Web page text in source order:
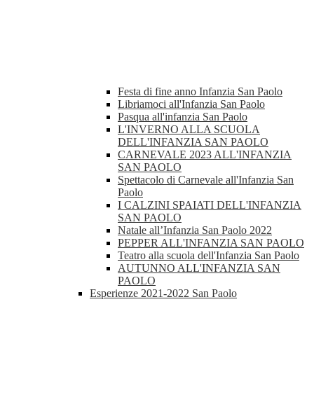
Festa di fine anno Infanzia San Paolo
Libriamoci all'Infanzia San Paolo
Pasqua all'infanzia San Paolo
L'INVERNO ALLA SCUOLA
DELL'INFANZIA SAN PAOLO
CARNEVALE 2023 ALL'INFANZIA
SAN PAOLO
Spettacolo di Carnevale all'Infanzia San
Paolo
I CALZINI SPAIATI DELL'INFANZIA
SAN PAOLO
Natale all’Infanzia San Paolo 2022
PEPPER ALL'INFANZIA SAN PAOLO
Teatro alla scuola dell'Infanzia San Paolo
AUTUNNO ALL'INFANZIA SAN
PAOLO
Esperienze 2021-2022 San Paolo